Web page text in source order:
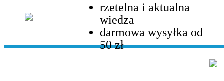
rzetelna i aktualna
wiedza
darmowa wysyłka od
50 zł